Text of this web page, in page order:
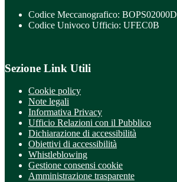
Codice Meccanografico: BOPS02000D
Codice Univoco Ufficio: UFEC0B
Sezione Link Utili
Cookie policy
Note legali
Informativa Privacy
Ufficio Relazioni con il Pubblico
Dichiarazione di accessibilità
Obiettivi di accessibilità
Whistleblowing
Gestione consensi cookie
Amministrazione trasparente